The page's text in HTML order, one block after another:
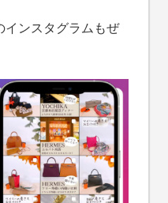
インスタグラムもぜ